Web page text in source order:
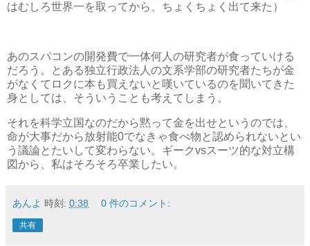
はむしろ世界一を取ってから、ちょくちょく出て来た）
あのスパコンの開発費で一体何人の研究者が食っていける
だろう。とある独立行政法人の文系学部の研究者たちが金
がなくてロクに本も買えないと嘆いているのを聞いてきた
身としては、そういうことも考えてしまう。
それを科学立国なのだから黙って金を出せというのでは、
命が大事だから放射能0でなきゃ食べ物と認められないとい
う議論とたいして変わらない。ギークvsスーツ的な対立構
図から、私はそろそろ卒業したい。
あんよ 時刻: 0:38 0 件のコメント:
共有